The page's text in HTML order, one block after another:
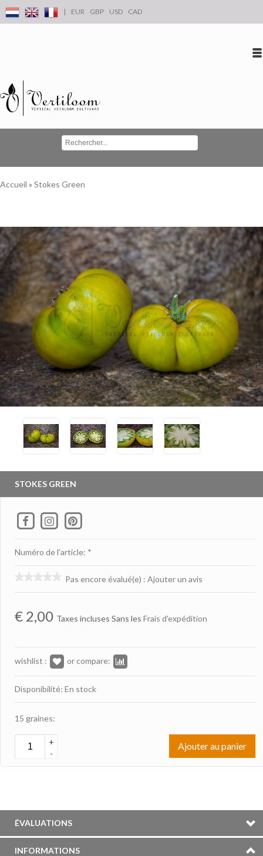
| EUR GBP USD CAD
Accueil » Stokes Green
STOKES GREEN
Numéro de l'article: *
Pas encore évalué(e) : Ajouter un avis
€ 2,00 Taxes incluses Sans les Frais d'expédition
wishlist : or compare:
Disponibilité: En stock
15 graines:
+
-
Ajouter au panier
ÉVALUATIONS
INFORMATIONS